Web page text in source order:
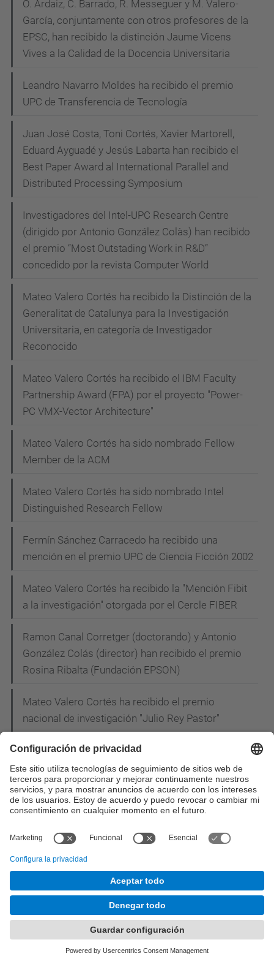
Ó. Ardaiz, C. Barrado, R. Messeguer y M. Valero-
García, conjuntamente con otros profesores de la
EPSC, han recibido la distinción Jaume Vicens
Vives a la Calidad de la Docencia Universitaria
Leandro Navarro Moldes ha recibido el premio
UPC de Transferencia de Tecnología
Juan José Costa, Toni Cortés, Xavier Martorell,
Eduard Ayguadé y Jesús Labarta han recibido el
Best Paper Award al International Parallel and
Distributed Processing Symposium
Investigadores del Intel-UPC Research Centre
(dirigido por Antonio González Colàs) han recibido
el premio “Most Outstading Work in R&D”
concedido por la revista Computer World
Mateo Valero Cortés ha recibido la Distinción de la
Generalitat de Catalunya para la Investigación
Universitaria, en categoría de Investigador
Reconocido
Mateo Valero Cortés ha recibido el IBM Faculty
Partnership Award (FPA) por el proyecto "Power-
PC VMX-Vector Architecture"
Mateo Valero Cortés ha sido nombrado Fellow
Member de la ACM
Mateo Valero Cortés ha sido nombrado Intel
Distinguished Research Fellow
Fermín Sánchez Carracedo ha recibido una
mención en el premio UPC de Ciencia Ficción 2002
Mateo Valero Cortés ha recibido la "Mención Fibit
a la investigación" otorgada por el Cercle FIBER
Ramon Canal Corretger (doctorando) y Antonio
González Colás (director) han recibido el premio
Rosina Ribalta (Fundación EPSON)
Mateo Valero Cortés ha recibido el premio
nacional de investigación "Julio Rey Pastor"
Mateo Valero Cortés ha sido nombrado Fellow
Member del IEEE
Antonio González Colás ha recibido el IBM Faculty
Partnership Award
Ramon Canal Corretger, Joan Manel Parcerisa
Bundo y Antonio González Colás han recibido el
Best Student Paper Award al 6th International
Symposium on High-Performance Computer
Architecture
Mateo Valero Cortés ha recibido el premio "Rey